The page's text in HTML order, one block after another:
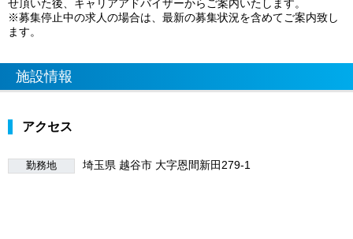
せ頂いた後、キャリアアドバイザーからご案内いたします。
※募集停止中の求人の場合は、最新の募集状況を含めてご案内致し
ます。
施設情報
アクセス
勤務地 埼玉県 越谷市 大字恩間新田279-1